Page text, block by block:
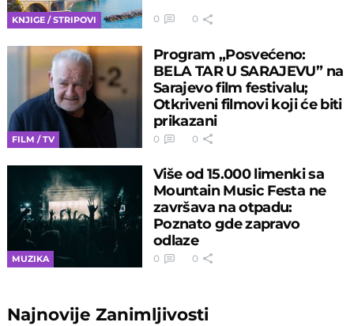
KNJIGE / STRIPOVI 0 0
FILM / TV
Program „Posvećeno:
BELA TAR U SARAJEVU” na
Sarajevo film festivalu;
Otkriveni filmovi koji će biti
prikazani
0 0
MUZIKA
Više od 15.000 limenki sa
Mountain Music Festa ne
završava na otpadu:
Poznato gde zapravo
odlaze
0 0
NajnovijeZanimljivosti